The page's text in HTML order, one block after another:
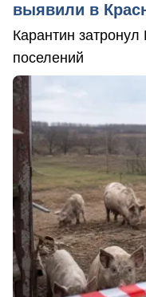
выявили в
Карантин
поселений